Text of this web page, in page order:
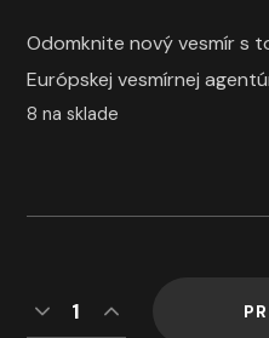
Odomknite nový vesmír s
Európskej vesmírnej
8 na sklade